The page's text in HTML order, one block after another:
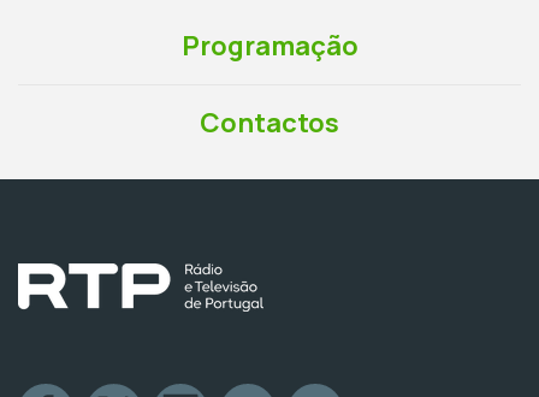
Programação
Contactos